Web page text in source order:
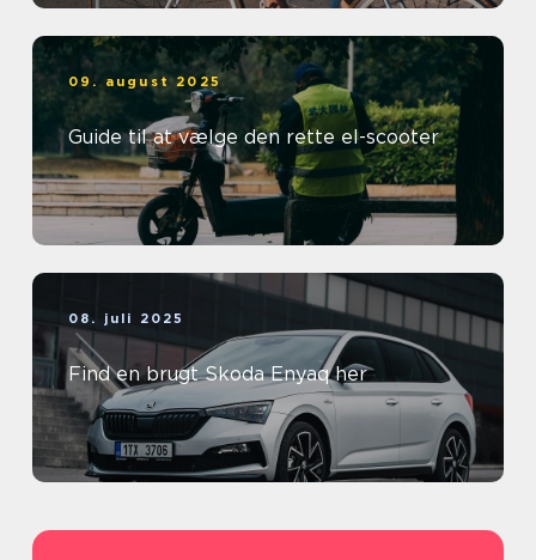
09. august 2025
Guide til at vælge den rette el-scooter
08. juli 2025
Find en brugt Skoda Enyaq her